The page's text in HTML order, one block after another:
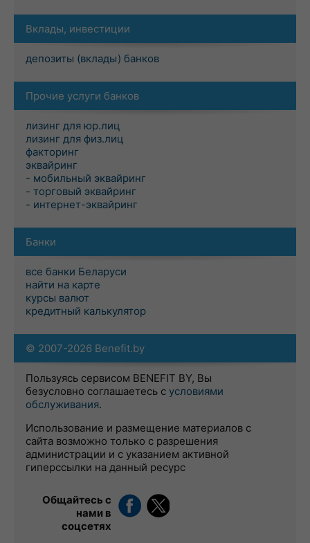
Вклады, инвестиции
депозиты (вклады) банков
Прочие услуги банков
лизинг для юр.лиц
лизинг для физ.лиц
факторинг
эквайринг
- мобильный эквайринг
- торговый эквайринг
- интернет-эквайринг
Банки
все банки Беларуси
найти на карте
курсы валют
кредитный калькулятор
© 2007-2026 Benefit.by
Пользуясь сервисом BENEFIT BY, Вы
безусловно соглашаетесь с условиями
обслуживания.
Использование и размещение материалов с
сайта возможно только с разрешения
администрации и с указанием активной
гиперссылки на данный ресурс
Общайтесь с
нами в
соцсетях